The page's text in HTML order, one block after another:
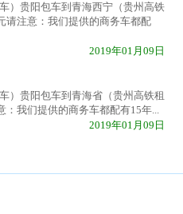
）贵阳包车到青海西宁（贵州高铁
请注意：我们提供的商务车都配
2019年01月09日
）贵阳包车到青海省（贵州高铁租
我们提供的商务车都配有15年...
2019年01月09日